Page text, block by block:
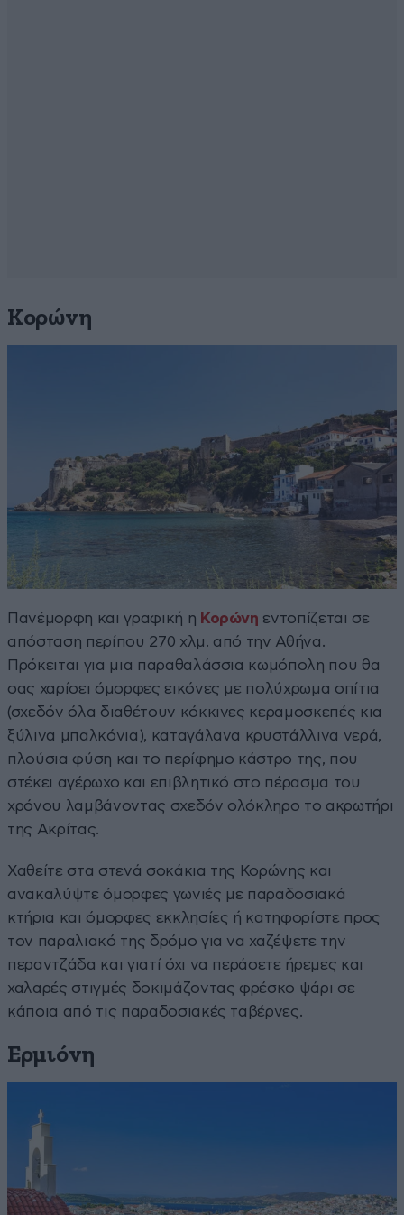
Κορώνη
Πανέμορφη και γραφική η Κορώνη εντοπίζεται σε
απόσταση περίπου 270 χλμ. από την Αθήνα.
Πρόκειται για μια παραθαλάσσια κωμόπολη που θα
σας χαρίσει όμορφες εικόνες με πολύχρωμα σπίτια
(σχεδόν όλα διαθέτουν κόκκινες κεραμοσκεπές κια
ξύλινα μπαλκόνια), καταγάλανα κρυστάλλινα νερά,
πλούσια φύση και το περίφημο κάστρο της, που
στέκει αγέρωχο και επιβλητικό στο πέρασμα του
χρόνου λαμβάνοντας σχεδόν ολόκληρο το ακρωτήρι
της Ακρίτας.
Χαθείτε στα στενά σοκάκια της Κορώνης και
ανακαλύψτε όμορφες γωνιές με παραδοσιακά
κτήρια και όμορφες εκκλησίες ή κατηφορίστε προς
τον παραλιακό της δρόμο για να χαζέψετε την
περαντζάδα και γιατί όχι να περάσετε ήρεμες και
χαλαρές στιγμές δοκιμάζοντας φρέσκο ψάρι σε
κάποια από τις παραδοσιακές ταβέρνες.
Ερμιόνη